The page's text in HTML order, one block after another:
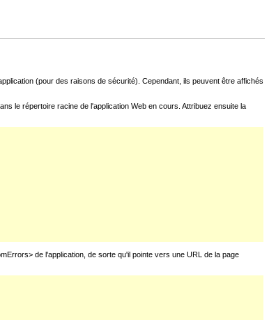
(pour des raisons de sécurité). Cependant, ils peuvent être affichés
le répertoire racine de l'application Web en cours. Attribuez ensuite la
de l'application, de sorte qu'il pointe vers une URL de la page